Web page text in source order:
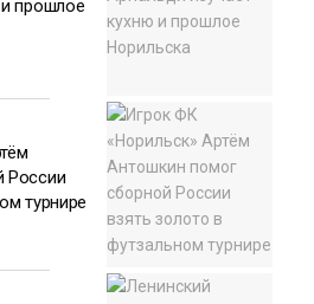
прошлое
России
турнире